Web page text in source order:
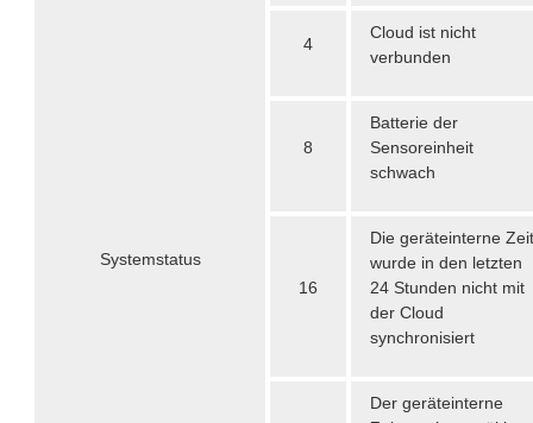
Systemstatus
4
Cloud ist nicht
verbunden
8
Batterie der
Sensoreinheit
schwach
16
Die geräteinterne Zeit
wurde in den letzten
24 Stunden nicht mit
der Cloud
synchronisiert
Der geräteinterne